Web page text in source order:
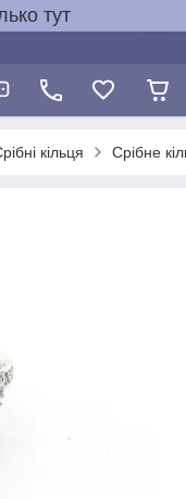
тут
кільця Срібне